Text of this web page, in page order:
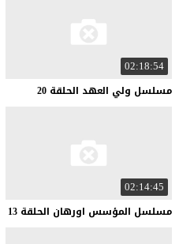
02:18:54
مسلسل ولي العهد الحلقة 20
02:14:45
مسلسل المؤسس اورهان الحلقة 13